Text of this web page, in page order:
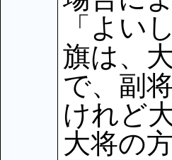
「よい
旗は、
で、副
けれど
大将の